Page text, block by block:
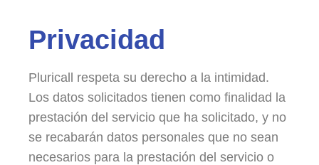
Privacidad
Pluricall respeta su derecho a la intimidad.
Los datos solicitados tienen como finalidad la
prestación del servicio que ha solicitado, y no
se recabarán datos personales que no sean
necesarios para la prestación del servicio o